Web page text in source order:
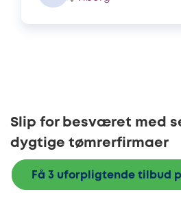
Slip for besværet med
dygtige tømrerfirmaer
Få 3 uforpligtende tilbud